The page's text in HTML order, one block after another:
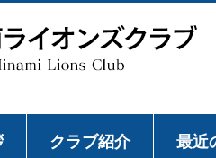
クラブ紹介 最近